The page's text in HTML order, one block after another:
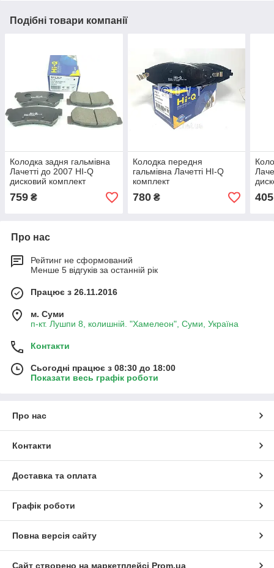
Подібні товари компанії
Колодка задня гальмівна
Лачетті до 2007 HI-Q
дисковий комплект
759 ₴
Колодка передня
гальмівна Лачетті HI-Q
комплект
780₴ 405
Про нас
Рейтинг не сформований
Менше 5 відгуків за останній рік
Працює з 26.11.2016
м. Суми
п-кт. Лушпи 8, колишній. "Хамелеон", Суми, Україна
Контакти
Сьогодні працює з 08:30 до 18:00
Показати весь графік роботи
Про нас
Контакти
Доставка та оплата
Графік роботи
Повна версія сайту
Сайт створено на маркетплейсі Prom.ua